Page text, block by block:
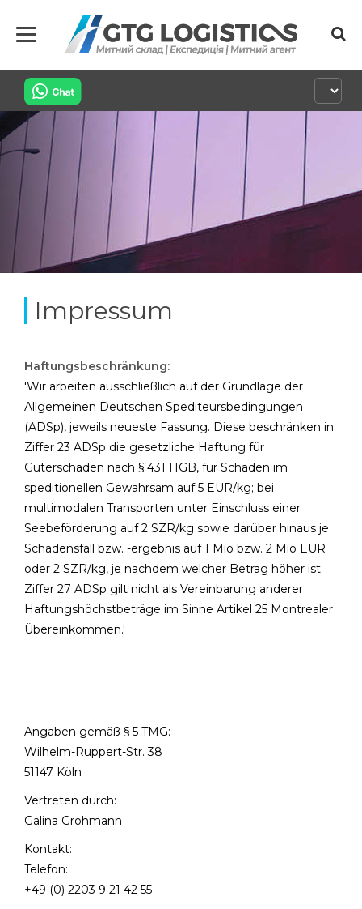
Impressum
Haftungsbeschränkung:
'Wir arbeiten ausschließlich auf der Grundlage der
Allgemeinen Deutschen Spediteursbedingungen
(ADSp), jeweils neueste Fassung. Diese beschränken in
Ziffer 23 ADSp die gesetzliche Haftung für
Güterschäden nach § 431 HGB, für Schäden im
speditionellen Gewahrsam auf 5 EUR/kg; bei
multimodalen Transporten unter Einschluss einer
Seebeförderung auf 2 SZR/kg sowie darüber hinaus je
Schadensfall bzw. -ergebnis auf 1 Mio bzw. 2 Mio EUR
oder 2 SZR/kg, je nachdem welcher Betrag höher ist.
Ziffer 27 ADSp gilt nicht als Vereinbarung anderer
Haftungshöchstbeträge im Sinne Artikel 25 Montrealer
Übereinkommen.'
Angaben gemäß § 5 TMG:
Wilhelm-Ruppert-Str. 38
51147 Köln
Vertreten durch:
Galina Grohmann
Kontakt:
Telefon:
+49 (0) 2203 9 21 42 55